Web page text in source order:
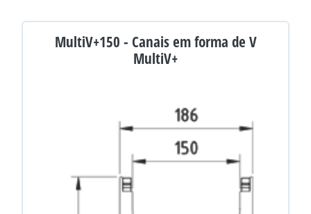
MultiV+150 - Canais em forma de V
MultiV+